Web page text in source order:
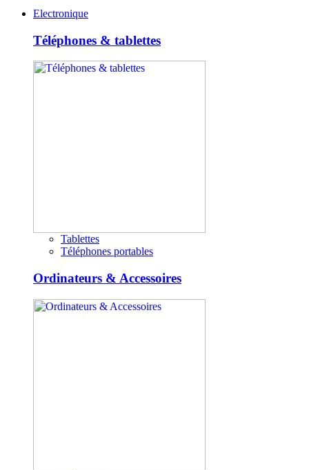
Electronique
Téléphones & tablettes
Tablettes
Téléphones portables
Ordinateurs & Accessoires